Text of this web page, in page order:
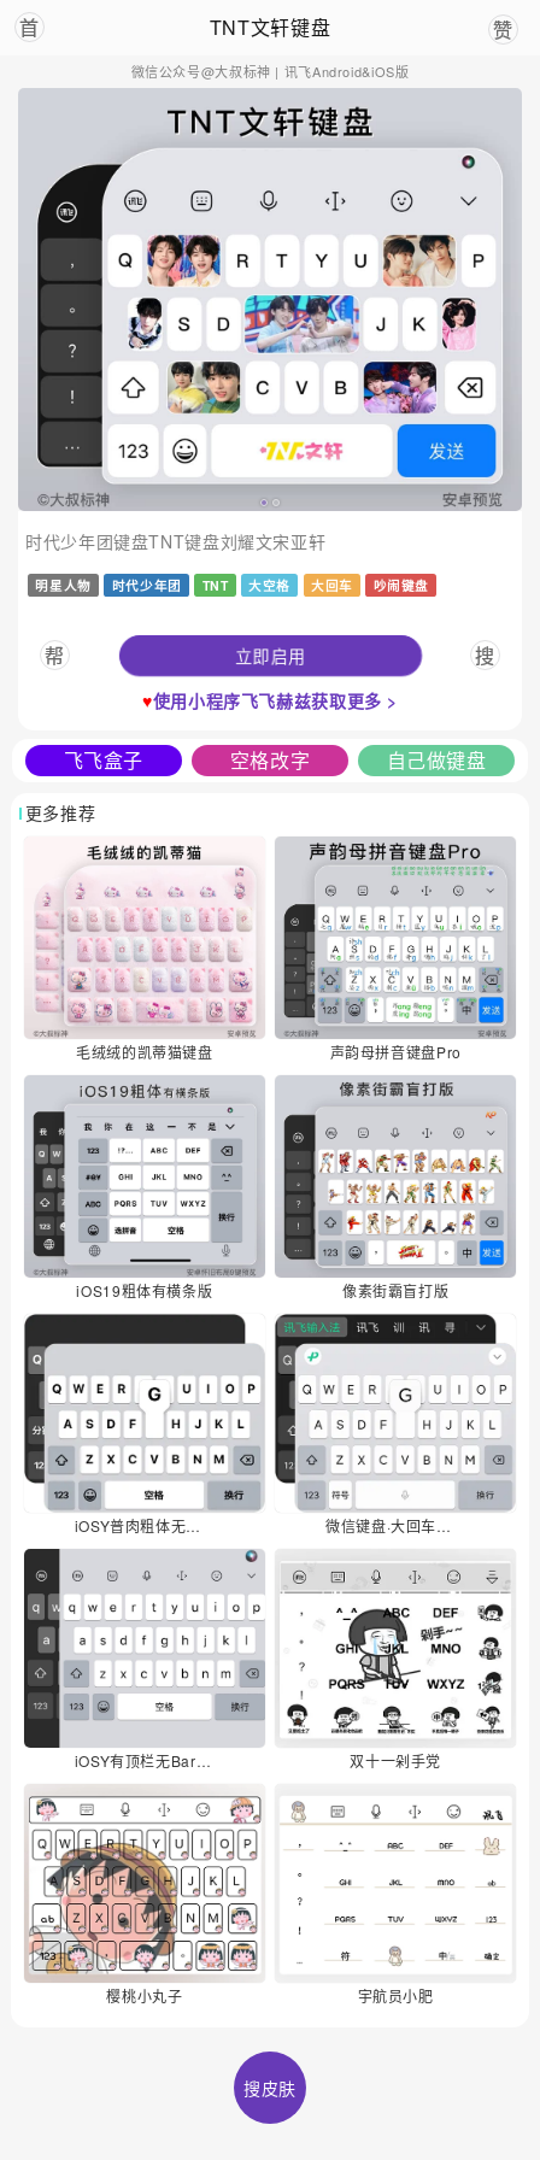
首 TNT文轩键盘 赞
微信公众号@大叔标神 | 讯飞Android&iOS版
时代少年团键盘TNT键盘刘耀文宋亚轩
明星人物 时代少年团 TNT 大空格 大回车 吵闹键盘
帮 搜
立即启用
♥使用小程序飞飞赫兹获取更多 >
飞飞盒子 空格改字 自己做键盘
更多推荐
毛绒绒的凯蒂猫键盘 声韵母拼音键盘Pro
iOS19粗体有横条版 像素街霸盲打版
iOSY普肉粗体无顶栏·智能深色 微信键盘·大回车大空格
iOSY有顶栏无Bar·智能深色 双十一剁手党
樱桃小丸子 宇航员小肥
搜皮肤